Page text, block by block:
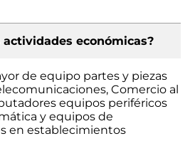
actividades económicas?
de equipo partes y piezas
Comercio al
equipos periféricos
y equipos de
en establecimientos